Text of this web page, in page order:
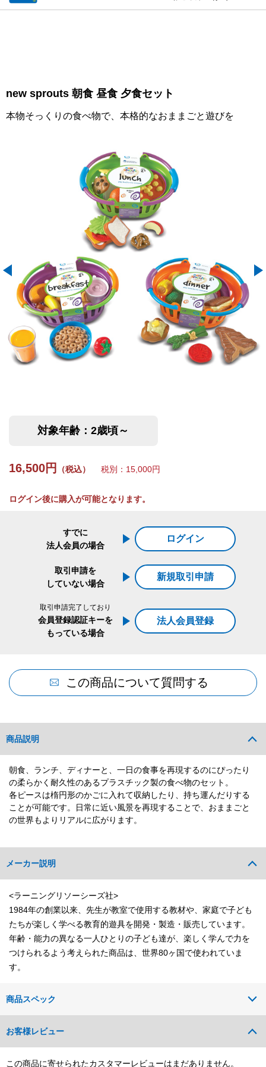
new sprouts 朝食 昼食 夕食セット
本物そっくりの食べ物で、本格的なおままごと遊びを
対象年齢：2歳頃～
16,500円 （税込） 税別：15,000円
ログイン後に購入が可能となります。
すでに
法人会員の場合
ログイン
取引申請を
していない場合
新規取引申請
取引申請完了しており
会員登録認証キーを
もっている場合
法人会員登録
この商品について質問する
商品説明
朝食、ランチ、ディナーと、一日の食事を再現するのにぴったり
の柔らかく耐久性のあるプラスチック製の食べ物のセット。
各ピースは楕円形のかごに入れて収納したり、持ち運んだりする
ことが可能です。日常に近い風景を再現することで、おままごと
の世界もよりリアルに広がります。
メーカー説明
<ラーニングリソーシーズ社>
1984年の創業以来、先生が教室で使用する教材や、家庭で子ども
たちが楽しく学べる教育的遊具を開発・製造・販売しています。
年齢・能力の異なる一人ひとりの子ども達が、楽しく学んで力を
つけられるよう考えられた商品は、世界80ヶ国で使われていま
す。
商品スペック
お客様レビュー
この商品に寄せられたカスタマーレビューはまだありません。